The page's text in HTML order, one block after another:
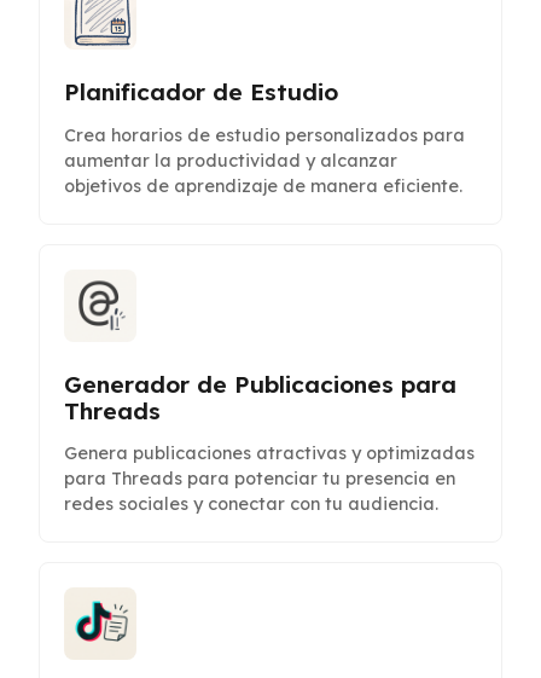
Planificador de Estudio
Crea horarios de estudio personalizados para
aumentar la productividad y alcanzar
objetivos de aprendizaje de manera eficiente.
Generador de Publicaciones para
Threads
Genera publicaciones atractivas y optimizadas
para Threads para potenciar tu presencia en
redes sociales y conectar con tu audiencia.